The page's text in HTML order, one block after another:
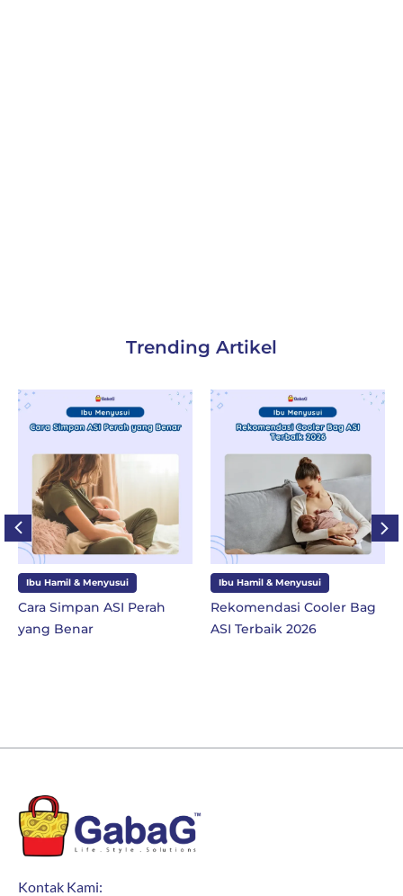
Trending Artikel
Ibu Hamil & Menyusui
Cara Simpan ASI Perah
yang Benar
Ibu Hamil & Menyusui
Rekomendasi Cooler Bag
ASI Terbaik 2026
Kontak Kami: